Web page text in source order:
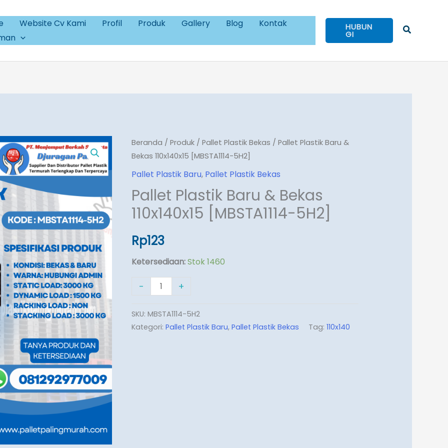
Website Cv Kami Profil Produk Gallery Blog
Kontak
HUBUN
GI Cari
Beranda /Produk /Pallet Plastik Bekas / Pallet Plastik Baru &
Bekas 110x140x15 [MBSTA1114-5H2]
Pallet Plastik Baru, Pallet Plastik Bekas
Pallet Plastik Baru & Bekas
110x140x15 [MBSTA1114-5H2]
Rp123
Ketersediaan:Stok 1460
-
Kuantitas
Pallet
Plastik
&
Bekas
[MBSTA1114-
5H2]
+
SKU:MBSTA1114-5H2
Kategori:Pallet Plastik Baru,Pallet Plastik Bekas Tag:110x140